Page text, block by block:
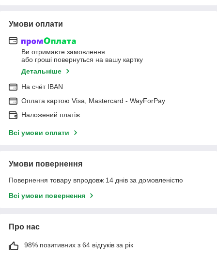
Умови оплати
Ви отримаєте замовлення
або гроші повернуться на вашу картку
Детальніше
На cчёт IBAN
Оплата картою Visa, Mastercard - WayForPay
Наложений платіж
Всі умови оплати
Умови повернення
Повернення товару впродовж 14 днів за домовленістю
Всі умови повернення
Про нас
98% позитивних з 64 відгуків за рік